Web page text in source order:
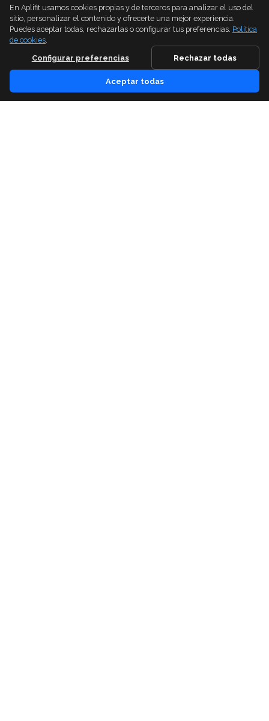
En Aplifit usamos cookies propias y de terceros para analizar el uso del
sitio, personalizar el contenido y ofrecerte una mejor experiencia.
Puedes aceptar todas, rechazarlas o configurar tus preferencias. Política
de cookies.
Configurar preferencias
Rechazar todas
Aceptar todas